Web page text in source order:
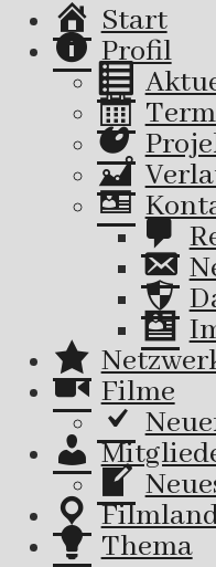
Start
Profil
Filme
Thema